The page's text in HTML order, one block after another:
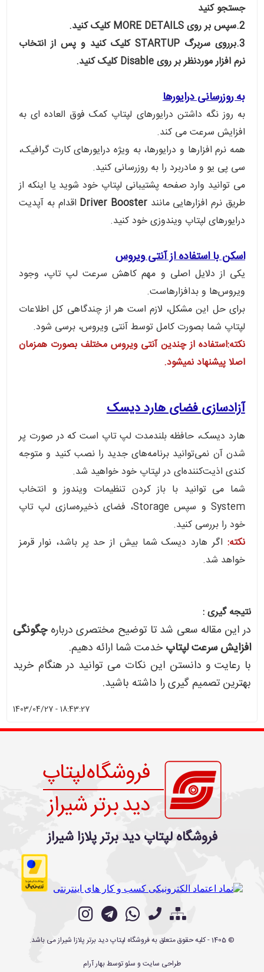
جستجو کنید
2.سپس بر روی MORE DETAILS کلیک کنید.
3.برروی سربرگ STARTUP کلیک کنید و پس از انتخاب
نرم افزار موردنظر بر روی Disable کلیک کنید.
به روزرسانی درایورها
به روز نگه داشتن درایورهای لپتاپ کمک فوق العاده ای به
افزایش سرعت می کند.
همه نرم افزارها و درایورها، به ویژه درایورهای کارت گرافیک،
سی پی یو و مادربرد را به روزرسانی کنید.
می توانید وارد صفحه پشتیبانی لپتاپ خود شوید یا اینکه از
طریق نرم افزارهایی مانند Driver Booster اقدام به آپدیت
درایورهای لپتاپ ویندوزی خود کنید.
اسکن با استفاده از آنتی ویروس
یکی از دلایل اصلی و مهم کاهش سرعت لپ تاپ، وجود
ویروس‌ها و بدافزار‌هاست.
برای حل این مشکل، لازم است هر از چندگاهی کل اطلاعات
لپتاپ شما بصورت کامل توسط آنتی‌ ویروس، برسی شود.
نکته:استفاده از چندین آنتی ویروس مختلف بصورت همزمان
اصلا پیشنهاد نمیشود.
آزادسازی فضای هارد دیسک
هارد دیسک، حافظه بلندمدت لپ تاپ است که در صورت پر
شدن آن نمی‌توانید برنامه‌های جدید را نصب کنید و متوجه
کندی اذیت‌کننده‌ای در لپتاپ خود خواهید شد.
شما می توانید با باز کردن تنظیمات ویندوز و انتخاب
System و سپس Storage، فضای ذخیره‌سازی لپ تاپ
خود را بررسی کنید.
نکته: اگر هارد دیسک شما بیش از حد پر باشد، نوار قرمز
خواهد شد.
نتیجه گیری:
در این مقاله سعی شد تا توضیح مختصری درباره چگونگی
افزایش سرعت لپتاپ خدمت شما ارائه دهیم.
با رعایت و دانستن این نکات می توانید در هنگام خرید
بهترین تصمیم گیری را داشته باشید.
1403/04/27 - 18:43:27
فروشگاه لپتاپ دید برتر پلازا شیراز
©
1405- کلیه حقوق متعلق بهفروشگاه لپتاپ دید برتر پلازا شیرازمی باشد.
طراحی سایت و سئو توسطبهار آرام